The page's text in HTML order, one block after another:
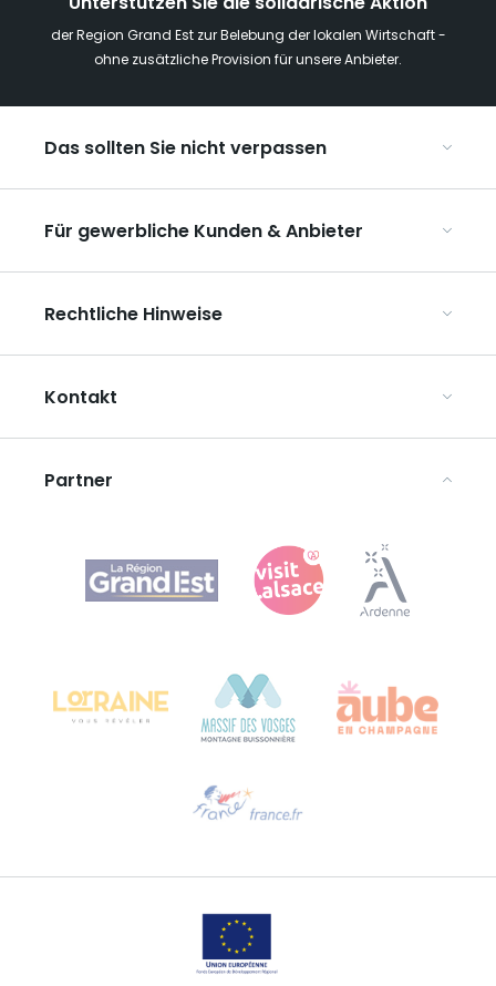
der Region Grand Est zur Belebung der lokalen Wirtschaft -
ohne zusätzliche Provision für unsere Anbieter.
Das sollten Sie nicht verpassen
Die Weihnachtsmärkte im Grand Est
Ribeauvillé, zwischen Weinbergen und Bergen
Unsere UNESCO-Welterbestätten
Für gewerbliche Kunden & Anbieter
Organisieren Sie Ihre Gruppenreisen
ART GE kennenlernen
Mediaroom
Rechtliche Hinweise
Datenschutzbestimmungen
Rechtliche Hinweise
Kontakt
Agence Régionale du Tourisme Grand Est
Bureau de Colmar (Hauptverwaltung)
Sprechen Sie uns per E-Mail an
Partner